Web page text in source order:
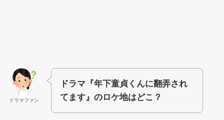
ドラマファン
ドラマ『年下童貞くんに翻弄され
てます』のロケ地はどこ？